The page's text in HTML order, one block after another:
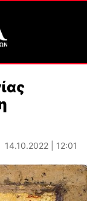
14.10.2022 | 12:01